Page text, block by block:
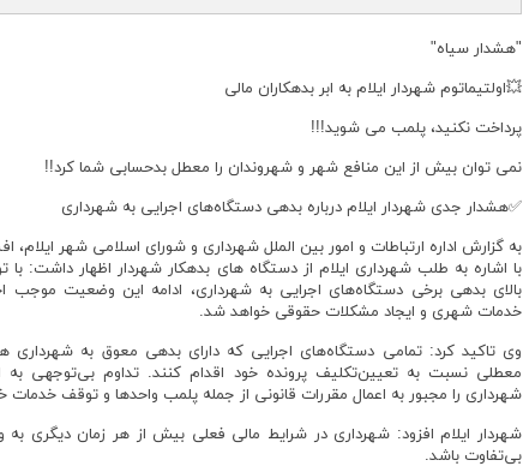
"هشدار سیاه"
💥اولتیماتوم شهردار ایلام به ابر بدهکاران مالی
پرداخت نکنید، پلمب می شوید!!!
نمی توان بیش از این منافع شهر و شهروندان را معطل بدحسابی شما کرد!!
✅هشدار جدی شهردار ایلام درباره بدهی دستگاه‌های اجرایی به شهرداری
به گزارش اداره ارتباطات و امور بین الملل شهرداری و شورای اسلامی شهر
با اشاره به طلب شهرداری ایلام از دستگاه های بدهکار شهردار اظهار داشت:
بالای بدهی برخی دستگاه‌های اجرایی به شهرداری، ادامه این وضعیت موجب
خدمات شهری و ایجاد مشکلات حقوقی خواهد شد.
وی تاکید کرد: تمامی دستگاه‌های اجرایی که دارای بدهی معوق به شهرداری
معطلی نسبت به تعیین‌تکلیف پرونده خود اقدام کنند. تداوم بی‌توجهی به
شهرداری را مجبور به اعمال مقررات قانونی از جمله پلمب واحدها و توقف خدمات
شهردار ایلام افزود: شهرداری در شرایط مالی فعلی بیش از هر زمان دیگری
بی‌تفاوت باشد.